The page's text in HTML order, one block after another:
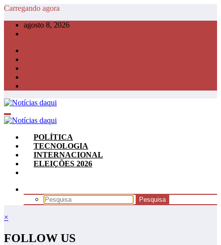
Pular
conteúdo
Carregando agora
agosto 8, 2026
POLÍTICA
TECNOLOGIA
INTERNACIONAL
ELEIÇÕES 2026
×
FOLLOW US